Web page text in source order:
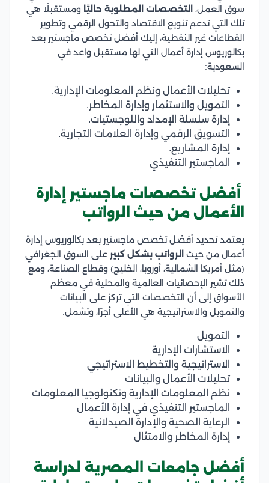
سوق العمل، التخصصات المطلوبة حاليًا ومستقبلًا هي
تلك التي تدعم تنويع الاقتصاد والتحول الرقمي وتطوير
القطاعات غير النفطية، إليك أفضل تخصص ماجستير بعد
بكالوريوس إدارة أعمال التي لها مستقبل واعد في
السعودية:
تحليلات الأعمال ونظم المعلومات الإدارية.
التمويل والاستثمار وإدارة المخاطر.
إدارة سلسلة الإمداد واللوجستيات.
التسويق الرقمي وإدارة العلامات التجارية.
إدارة المشاريع.
الماجستير التنفيذي
أفضل تخصصات ماجستير إدارة
الأعمال من حيث الرواتب
يعتمد تحديد أفضل تخصص ماجستير بعد بكالوريوس إدارة
أعمال من حيث الرواتب بشكل كبير على السوق الجغرافي
(مثل أمريكا الشمالية، أوروبا، الخليج) وقطاع الصناعة، ومع
ذلك تشير الإحصائيات العالمية والمحلية في معظم
الأسواق إلى أن التخصصات التي تركز على البيانات
والتمويل والاستراتيجية هي الأعلى أجرًا، وتشمل:
التمويل
الاستشارات الإدارية
الاستراتيجية والتخطيط الاستراتيجي
تحليلات الأعمال والبيانات
نظم المعلومات الإدارية وتكنولوجيا المعلومات
الماجستير التنفيذي في إدارة الأعمال
الرعاية الصحية والإدارة الصيدلانية
إدارة المخاطر والامتثال
أفضل جامعات المصرية لدراسة